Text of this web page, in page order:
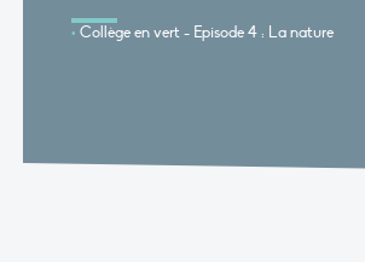
Collège en vert - Episode 4 : La nature